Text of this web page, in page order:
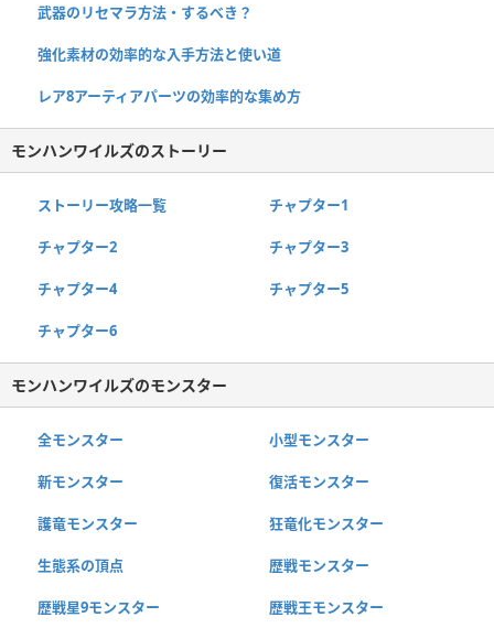
武器のリセマラ方法・するべき？
強化素材の効率的な入手方法と使い道
レア8アーティアパーツの効率的な集め方
モンハンワイルズのストーリー
ストーリー攻略一覧 チャプター1
チャプター2 チャプター3
チャプター4 チャプター5
チャプター6
モンハンワイルズのモンスター
全モンスター 小型モンスター
新モンスター 復活モンスター
護竜モンスター 狂竜化モンスター
生態系の頂点 歴戦モンスター
歴戦星9モンスター 歴戦王モンスター